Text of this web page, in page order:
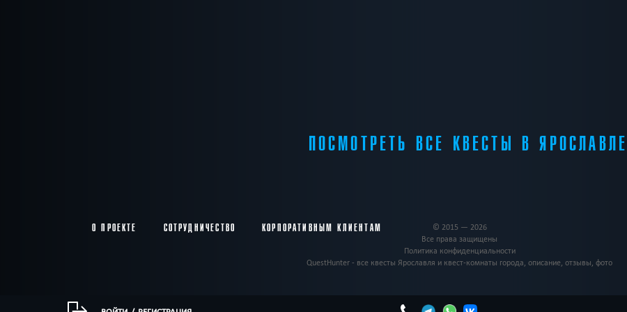
ПОСМОТРЕТЬ ВСЕ КВЕСТЫ В ЯРОСЛАВЛЕ
О ПРОЕКТЕ СОТРУДНИЧЕСТВО КОРПОРАТИВНЫМ КЛИЕНТАМ
© 2015 — 2026
Все права защищены
Политика конфиденциальности
QuestHunter - все квесты Ярославля и квест-комнаты города, описание, отзывы, фото